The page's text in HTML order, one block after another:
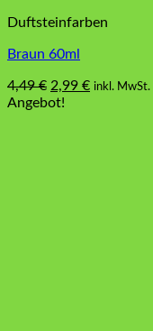
Duftsteinfarben
Braun 60ml
4,49€ Ursprünglicher
Preis
2,99 €Aktueller
inkl. MwSt.
Angebot!